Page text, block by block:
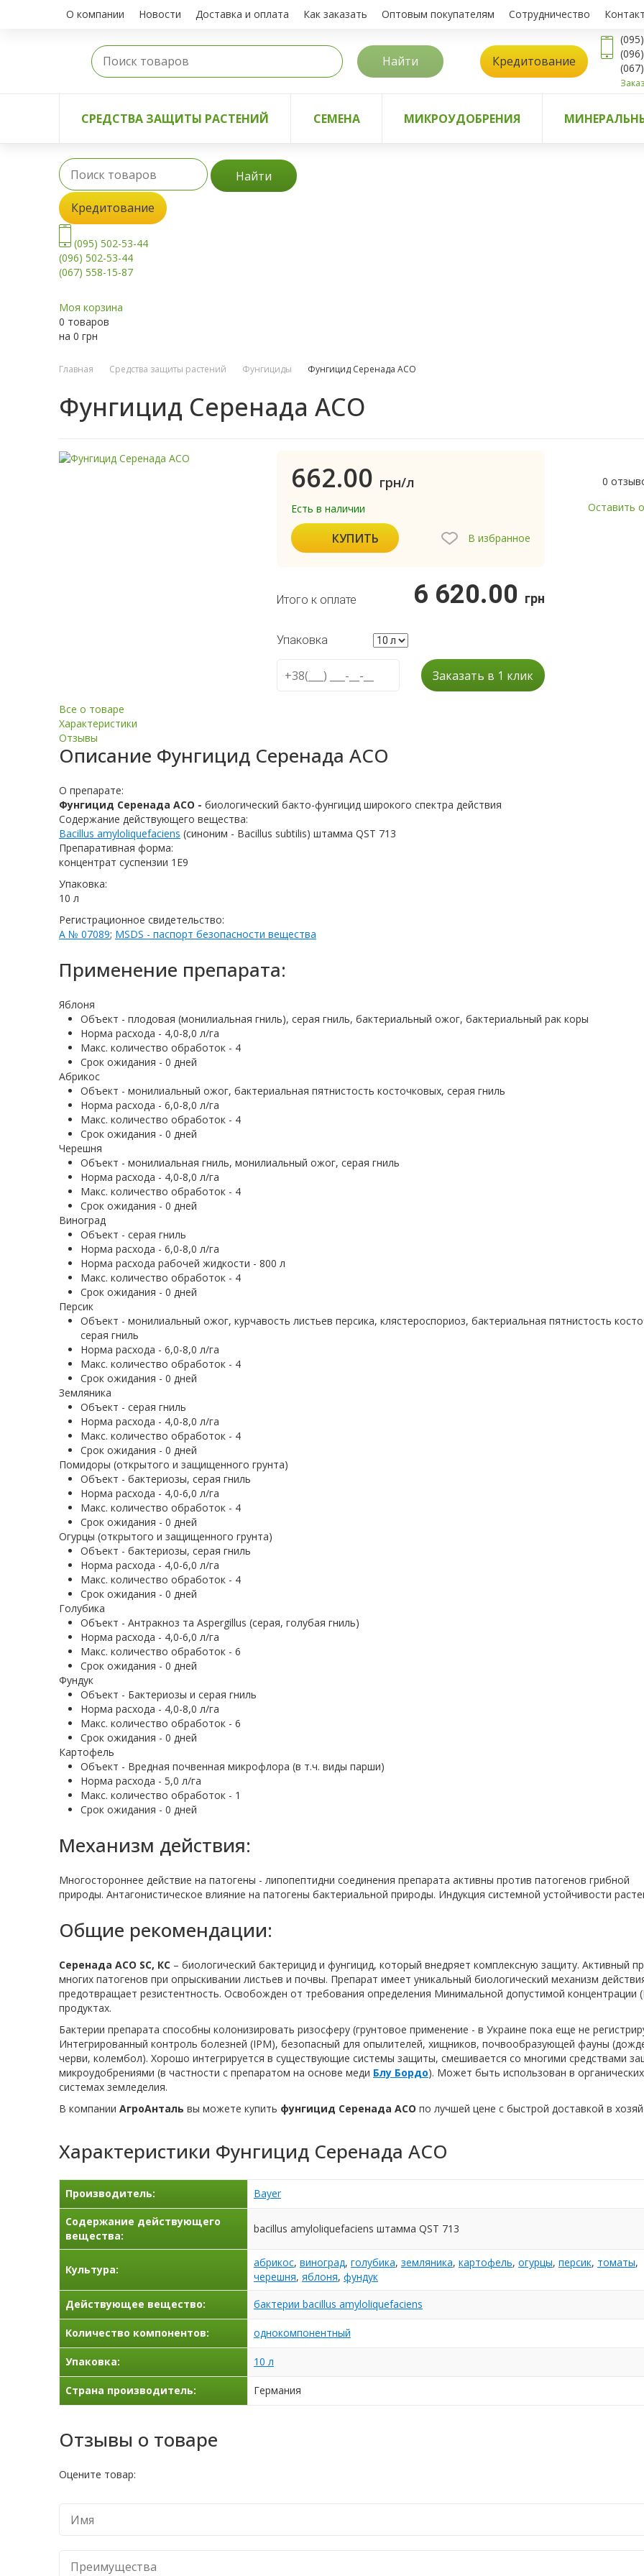
О компании Новости Доставка и оплата Как заказать Оптовым покупателям Сотрудничество
Найти Кредитование
СРЕДСТВА ЗАЩИТЫ РАСТЕНИЙ СЕМЕНА МИКРОУДОБРЕНИЯ
Найти
Кредитование
(095) 502-53-44
(096) 502-53-44
(067) 558-15-87
Моя корзина
0 товаров
на 0 грн
Главная Средства защиты растений Фунгициды Фунгицид Серенада АСО
Фунгицид Серенада АСО
662.00 грн/л
Есть в наличии
КУПИТЬ В избранное
Итого к оплате 6 620.00 грн
Упаковка
0
Оставить
Заказать в 1 клик
Все о товаре
Характеристики
Отзывы
Описание Фунгицид Серенада АСО
О препарате:
Фунгицид Серенада АСО - биологический бакто-фунгицид широкого спектра действия
Содержание действующего вещества:
Bacillus amyloliquefaciens (синоним - Bacillus subtilis) штамма QST 713
Препаративная форма:
концентрат суспензии 1E9
Упаковка:
10 л
Регистрационное свидетельство:
А № 07089; MSDS - паспорт безопасности вещества
Применение препарата:
Яблоня
Объект - плодовая (монилиальная гниль), серая гниль, бактериальный ожог, бактериальный рак коры
Норма расхода - 4,0-8,0 л/га
Макс. количество обработок - 4
Срок ожидания - 0 дней
Абрикос
Объект - монилиальный ожог, бактериальная пятнистость косточковых, серая гниль
Норма расхода - 6,0-8,0 л/га
Макс. количество обработок - 4
Срок ожидания - 0 дней
Черешня
Объект - монилиальная гниль, монилиальный ожог, серая гниль
Норма расхода - 4,0-8,0 л/га
Макс. количество обработок - 4
Срок ожидания - 0 дней
Виноград
Объект - серая гниль
Норма расхода - 6,0-8,0 л/га
Норма расхода рабочей жидкости - 800 л
Макс. количество обработок - 4
Срок ожидания - 0 дней
Персик
Объект - монилиальный ожог, курчавость листьев персика, клястероспориоз, бактериальная пятнистость
серая гниль
Норма расхода - 6,0-8,0 л/га
Макс. количество обработок - 4
Срок ожидания - 0 дней
Земляника
Объект - серая гниль
Норма расхода - 4,0-8,0 л/га
Макс. количество обработок - 4
Срок ожидания - 0 дней
Помидоры (открытого и защищенного грунта)
Объект - бактериозы, серая гниль
Норма расхода - 4,0-6,0 л/га
Макс. количество обработок - 4
Срок ожидания - 0 дней
Огурцы (открытого и защищенного грунта)
Объект - бактериозы, серая гниль
Норма расхода - 4,0-6,0 л/га
Макс. количество обработок - 4
Срок ожидания - 0 дней
Голубика
Объект - Антракноз та Aspergillus (серая, голубая гниль)
Норма расхода - 4,0-6,0 л/га
Макс. количество обработок - 6
Срок ожидания - 0 дней
Фундук
Объект - Бактериозы и серая гниль
Норма расхода - 4,0-8,0 л/га
Макс. количество обработок - 6
Срок ожидания - 0 дней
Картофель
Объект - Вредная почвенная микрофлора (в т.ч. виды парши)
Норма расхода - 5,0 л/га
Макс. количество обработок - 1
Срок ожидания - 0 дней
Механизм действия:
Многостороннее действие на патогены - липопептидни соединения препарата активны против патогенов грибной
природы. Антагонистическое влияние на патогены бактериальной природы. Индукция системной устойчивости
Общие рекомендации:
Серенада ACO SC, КС – биологический бактерицид и фунгицид, который внедряет комплексную защиту. Активный
многих патогенов при опрыскивании листьев и почвы. Препарат имеет уникальный биологический механизм
предотвращает резистентность. Освобожден от требования определения Минимальной допустимой концентрации
продуктах.
Бактерии препарата способны колонизировать ризосферу (грунтовое применение - в Украине пока еще не
Интегрированный контроль болезней (IPM), безопасный для опылителей, хищников, почвообразующей фауны
черви, колембол). Хорошо интегрируется в существующие системы защиты, смешивается со многими средствами
микроудобрениями (в частности с препаратом на основе меди Блу Бордо). Может быть использован в органических
системах земледелия.
В компании АгроАнталь вы можете купить фунгицид Серенада АСО по лучшей цене с быстрой доставкой в
Характеристики Фунгицид Серенада АСО
Производитель: Bayer
Содержание действующего
вещества:
bacillus amyloliquefaciens штамма QST 713
Культура:
абрикос, виноград, голубика, земляника, картофель, огурцы, персик, томаты,
черешня, яблоня, фундук
Действующее вещество:
бактерии bacillus amyloliquefaciens
Количество компонентов: однокомпонентный
Упаковка: 10 л
Страна производитель: Германия
Отзывы о товаре
Оцените товар: